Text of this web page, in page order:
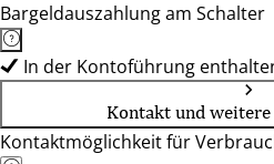
Bargeldauszahlung am Schalter
In der Kontoführung
Kontakt und
Kontaktmöglichkeit für